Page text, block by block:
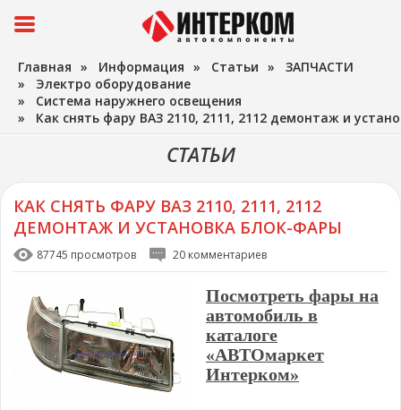
Главная » Информация » Статьи » ЗАПЧАСТИ
» Электро оборудование
» Система наружнего освещения
» Как снять фару ВАЗ 2110, 2111, 2112 демонтаж и
СТАТЬИ
КАК СНЯТЬ ФАРУ ВАЗ 2110, 2111, 2112
ДЕМОНТАЖ И УСТАНОВКА БЛОК-ФАРЫ
87745 просмотров 20 комментариев
Посмотреть фары на
автомобиль в
каталоге
«АВТОмаркет
Интерком»